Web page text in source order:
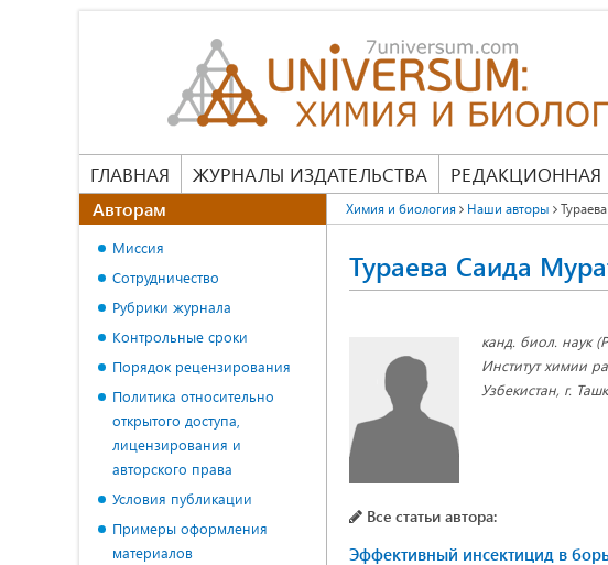
ГЛАВНАЯ ЖУРНАЛЫ ИЗДАТЕЛЬСТВА РЕДАКЦИОННАЯ
Химия и биология Наши авторы
Тураева Саида
канд. биол. наук
Институт химии
Узбекистан, г.
Все статьи автора:
Эффективный инсектицид в
Авторам
Миссия
Сотрудничество
Рубрики журнала
Контрольные сроки
Порядок рецензирования
Политика относительно
открытого доступа,
лицензирования и
авторского права
Условия публикации
Примеры оформления
материалов